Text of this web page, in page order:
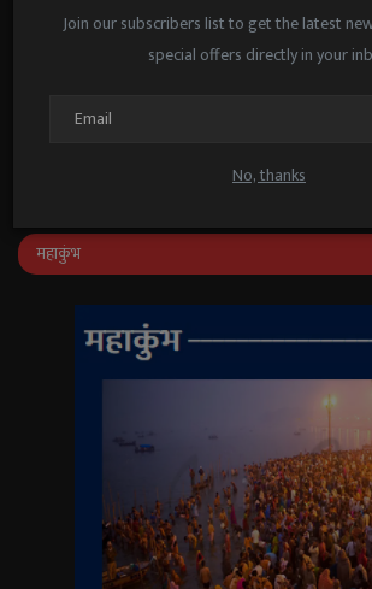
Join our subscribers list to get the latest
special offers directly in your
No, thanks
Janmat News May 21, 2025
महाकुंभ